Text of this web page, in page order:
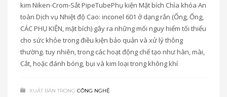
kim Niken-Crom-Sắt PipeTubePhụ kiện Mặt bích Chìa khóa An
toàn Dịch vụ Nhiệt độ Cao: inconel 601 ở dạng rắn (Ống, Ống,
CÁC PHỤ KIỆN, mặt bích) gây ra những mối nguy hiểm tối thiểu
cho sức khỏe trong điều kiện bảo quản và xử lý thông
thường. tuy nhiên, trong các hoạt động chế tạo như hàn, mài,
Cắt, hoặc đánh bóng, bụi và kim loại trong không khí
XUẤT BẢN TRONG CÔNG NGHỆ